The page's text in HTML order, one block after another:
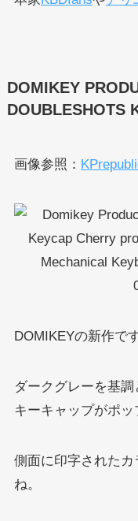
DOMIKEY
DOUBLESHOTS
画像参照：
DOMIKEYの新作です
ダークグレーを基
キーキャップがポッ
側面に印字された
ね。